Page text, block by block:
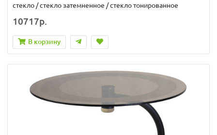
стекло / стекло затемненное / стекло тонированное
10717р.
В корзину